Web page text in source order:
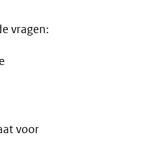
vragen:
voor